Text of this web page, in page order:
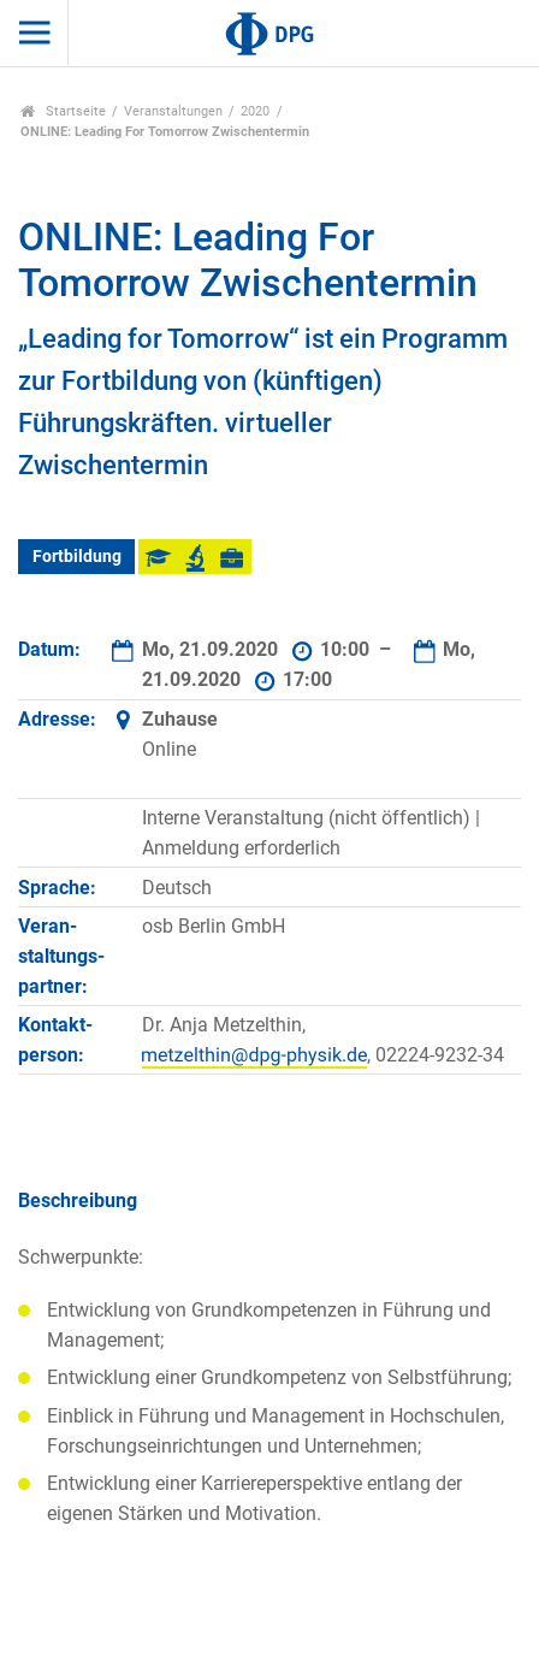
Startseite Veranstaltungen
2020
ONLINE: Leading For Tomorrow Zwischentermin
ONLINE: Leading For
Tomorrow Zwischentermin
„Leading for Tomorrow“ ist ein Programm
zur Fortbildung von (künftigen)
Führungskräften. virtueller
Zwischentermin
Fortbildung
Datum: Mo, 21.09.2020 10:00 –
Mo,
21.09.2020
17:00
Adresse:
Zuhause
Online
Interne Veranstaltung (nicht öffentlich) |
Anmeldung erforderlich
Sprache:
Deutsch
Veran­
staltungs­
partner:
osb Berlin GmbH
Kontakt­
person:
Dr. Anja Metzelthin,
, 02224-9232-34
Beschreibung
Schwerpunkte:
Entwicklung von Grundkompetenzen in Führung und
Management;
Entwicklung einer Grundkompetenz von Selbstführung;
Einblick in Führung und Management in Hochschulen,
Forschungseinrichtungen und Unternehmen;
Entwicklung einer Karriereperspektive entlang der
eigenen Stärken und Motivation.